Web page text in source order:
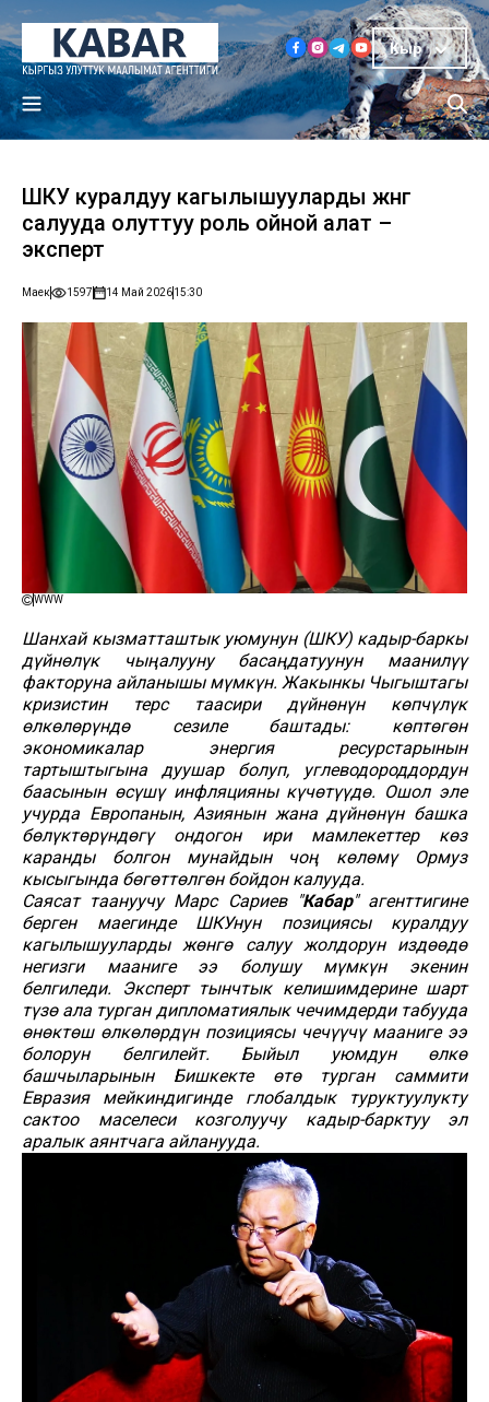
Кыр
ШКУ куралдуу кагылышууларды жөнгө
салууда олуттуу роль ойной алат –
эксперт
Маек 1597 14 Май 202615:30
WWW
Шанхай кызматташтык уюмунун (ШКУ) кадыр-баркы
дүйнөлүк чыңалууну басаңдатуунун маанилүү
факторуна айланышы мүмкүн. Жакынкы Чыгыштагы
кризистин терс таасири дүйнөнүн көпчүлүк
өлкөлөрүндө сезиле баштады: көптөгөн
экономикалар энергия ресурстарынын
тартыштыгына дуушар болуп, углеводороддордун
баасынын өсүшү инфляцияны күчөтүүдө. Ошол эле
учурда Европанын, Азиянын жана дүйнөнүн башка
бөлүктөрүндөгү ондогон ири мамлекеттер көз
каранды болгон мунайдын чоң көлөмү Ормуз
кысыгында бөгөттөлгөн бойдон калууда.
Саясат таануучу Марс Сариев "Кабар" агенттигине
берген маегинде ШКУнун позициясы куралдуу
кагылышууларды жөнгө салуу жолдорун издөөдө
негизги мааниге ээ болушу мүмкүн экенин
белгиледи. Эксперт тынчтык келишимдерине шарт
түзө ала турган дипломатиялык чечимдерди табууда
өнөктөш өлкөлөрдүн позициясы чечүүчү мааниге ээ
болорун белгилейт. Быйыл уюмдун өлкө
башчыларынын Бишкекте өтө турган саммити
Евразия мейкиндигинде глобалдык туруктуулукту
сактоо маселеси козголуучу кадыр-барктуу эл
аралык аянтчага айланууда.